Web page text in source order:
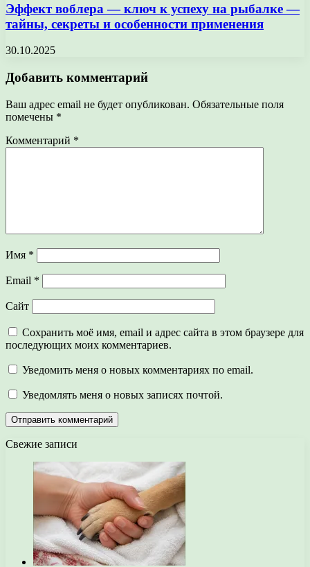
Эффект воблера — ключ к успеху на рыбалке —
тайны, секреты и особенности применения
30.10.2025
Добавить комментарий
Ваш адрес email не будет опубликован. Обязательные поля
помечены *
Комментарий *
Имя *
Email *
Сайт
Сохранить моё имя, email и адрес сайта в этом браузере для
последующих моих комментариев.
Уведомить меня о новых комментариях по email.
Уведомлять меня о новых записях почтой.
Свежие записи